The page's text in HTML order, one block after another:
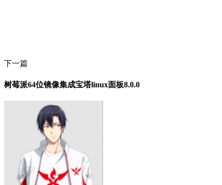
下一篇
树莓派64位镜像集成宝塔linux面板8.0.0